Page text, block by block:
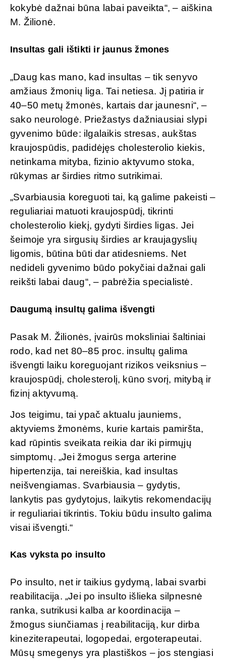
kokybė dažnai būna labai paveikta“, – aiškina
M. Žilionė.
Insultas gali ištikti ir jaunus žmones
„Daug kas mano, kad insultas – tik senyvo
amžiaus žmonių liga. Tai netiesa. Jį patiria ir
40–50 metų žmonės, kartais dar jaunesni“, –
sako neurologė. Priežastys dažniausiai slypi
gyvenimo būde: ilgalaikis stresas, aukštas
kraujospūdis, padidėjęs cholesterolio kiekis,
netinkama mityba, fizinio aktyvumo stoka,
rūkymas ar širdies ritmo sutrikimai.
„Svarbiausia koreguoti tai, ką galime pakeisti –
reguliariai matuoti kraujospūdį, tikrinti
cholesterolio kiekį, gydyti širdies ligas. Jei
šeimoje yra sirgusių širdies ar kraujagyslių
ligomis, būtina būti dar atidesniems. Net
nedideli gyvenimo būdo pokyčiai dažnai gali
reikšti labai daug“, – pabrėžia specialistė.
Daugumą insultų galima išvengti
Pasak M. Žilionės, įvairūs moksliniai šaltiniai
rodo, kad net 80–85 proc. insultų galima
išvengti laiku koreguojant rizikos veiksnius –
kraujospūdį, cholesterolį, kūno svorį, mitybą ir
fizinį aktyvumą.
Jos teigimu, tai ypač aktualu jauniems,
aktyviems žmonėms, kurie kartais pamiršta,
kad rūpintis sveikata reikia dar iki pirmųjų
simptomų. „Jei žmogus serga arterine
hipertenzija, tai nereiškia, kad insultas
neišvengiamas. Svarbiausia – gydytis,
lankytis pas gydytojus, laikytis rekomendacijų
ir reguliariai tikrintis. Tokiu būdu insulto galima
visai išvengti.“
Kas vyksta po insulto
Po insulto, net ir taikius gydymą, labai svarbi
reabilitacija. „Jei po insulto išlieka silpnesnė
ranka, sutrikusi kalba ar koordinacija –
žmogus siunčiamas į reabilitaciją, kur dirba
kineziterapeutai, logopedai, ergoterapeutai.
Mūsų smegenys yra plastiškos – jos stengiasi